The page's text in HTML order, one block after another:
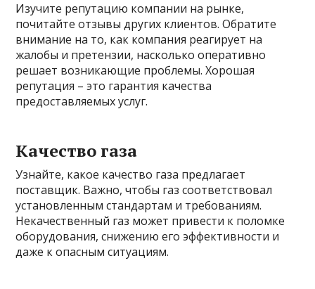
Изучите репутацию компании на рынке,
почитайте отзывы других клиентов. Обратите
внимание на то, как компания реагирует на
жалобы и претензии, насколько оперативно
решает возникающие проблемы. Хорошая
репутация – это гарантия качества
предоставляемых услуг.
Качество газа
Узнайте, какое качество газа предлагает
поставщик. Важно, чтобы газ соответствовал
установленным стандартам и требованиям.
Некачественный газ может привести к поломке
оборудования, снижению его эффективности и
даже к опасным ситуациям.